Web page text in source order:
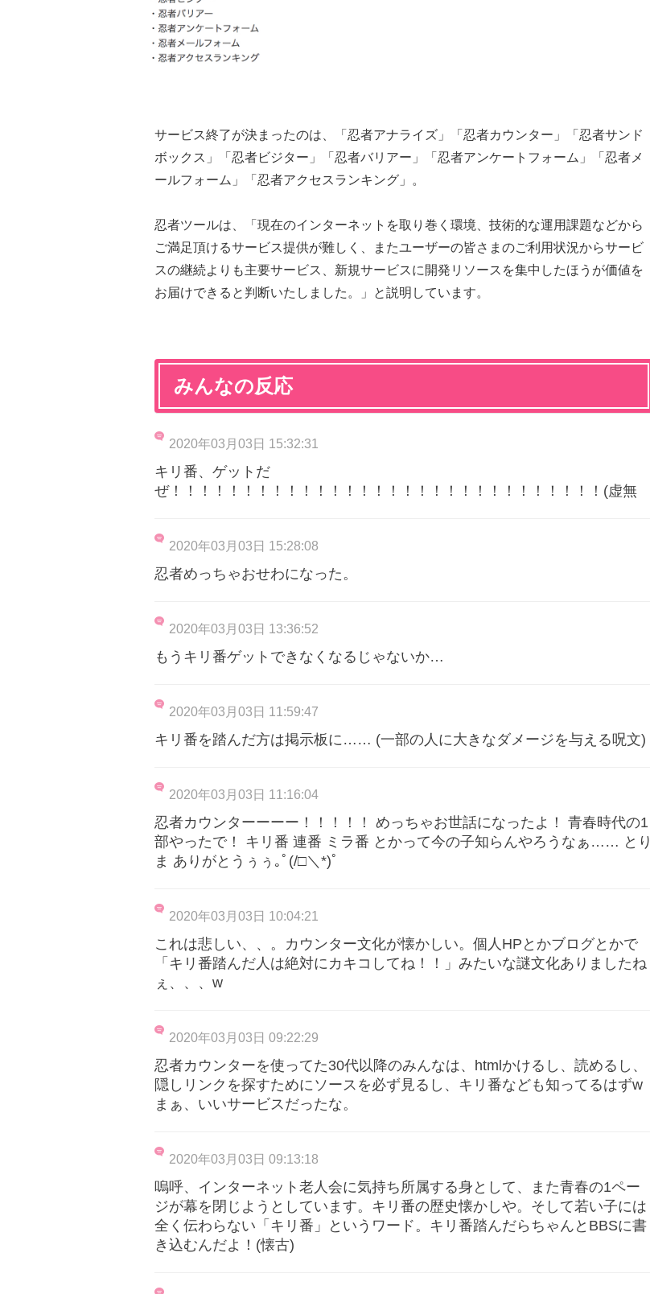
サービス終了が決まったのは、「忍者アナライズ」「忍者カウンター」「忍者サンド
ボックス」「忍者ビジター」「忍者バリアー」「忍者アンケートフォーム」「忍者メ
ールフォーム」「忍者アクセスランキング」。
忍者ツールは、「現在のインターネットを取り巻く環境、技術的な運用課題などから
ご満足頂けるサービス提供が難しく、またユーザーの皆さまのご利用状況からサービ
スの継続よりも主要サービス、新規サービスに開発リソースを集中したほうが価値を
お届けできると判断いたしました。」と説明しています。
みんなの反応
2020年03月03日 15:32:31
キリ番、ゲットだ
ぜ！！！！！！！！！！！！！！！！！！！！！！！！！！！！！！(虚無
2020年03月03日 15:28:08
忍者めっちゃおせわになった。
2020年03月03日 13:36:52
もうキリ番ゲットできなくなるじゃないか…
2020年03月03日 11:59:47
キリ番を踏んだ方は掲示板に…… (一部の人に大きなダメージを与える呪文)
2020年03月03日 11:16:04
忍者カウンターーーー！！！！！ めっちゃお世話になったよ！ 青春時代の1
部やったで！ キリ番 連番 ミラ番 とかって今の子知らんやろうなぁ…… とり
ま ありがとうぅぅ｡ﾟ(/□＼*)ﾟ
2020年03月03日 10:04:21
これは悲しい、、。カウンター文化が懐かしい。個人HPとかブログとかで
「キリ番踏んだ人は絶対にカキコしてね！！」みたいな謎文化ありましたね
ぇ、、、w
2020年03月03日 09:22:29
忍者カウンターを使ってた30代以降のみんなは、htmlかけるし、読めるし、
隠しリンクを探すためにソースを必ず見るし、キリ番なども知ってるはずw
まぁ、いいサービスだったな。
2020年03月03日 09:13:18
嗚呼、インターネット老人会に気持ち所属する身として、また青春の1ペー
ジが幕を閉じようとしています。キリ番の歴史懐かしや。そして若い子には
全く伝わらない「キリ番」というワード。キリ番踏んだらちゃんとBBSに書
き込むんだよ！(懐古)